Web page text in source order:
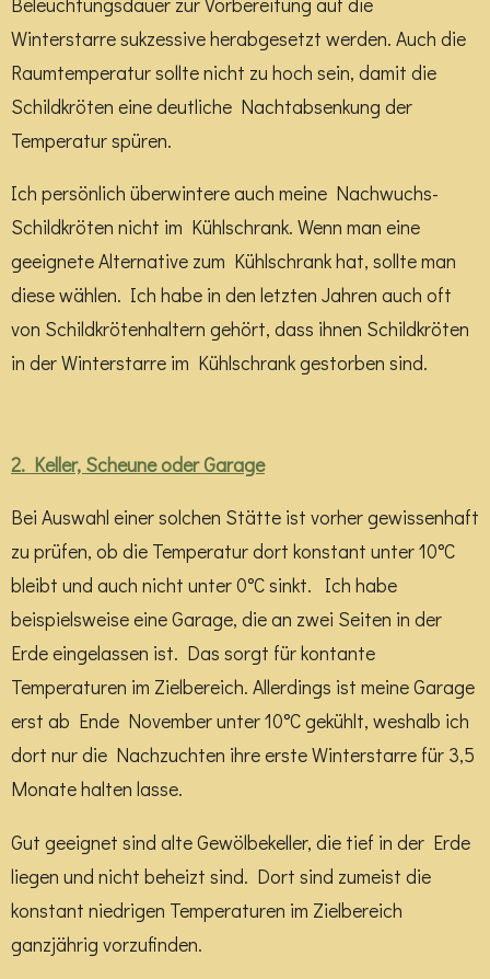
Winterstarre sukzessive herabgesetzt werden. Auch die
Raumtemperatur sollte nicht zu hoch sein, damit die
Schildkröten eine deutliche Nachtabsenkung der
Temperatur spüren.
Ich persönlich überwintere auch meine Nachwuchs-
Schildkröten nicht im Kühlschrank. Wenn man eine
geeignete Alternative zum Kühlschrank hat, sollte man
diese wählen. Ich habe in den letzten Jahren auch oft
von Schildkrötenhaltern gehört, dass ihnen Schildkröten
in der Winterstarre im Kühlschrank gestorben sind.
2. Keller, Scheune oder Garage
Bei Auswahl einer solchen Stätte ist vorher gewissenhaft
zu prüfen, ob die Temperatur dort konstant unter 10°C
bleibt und auch nicht unter 0°C sinkt. Ich habe
beispielsweise eine Garage, die an zwei Seiten in der
Erde eingelassen ist. Das sorgt für kontante
Temperaturen im Zielbereich. Allerdings ist meine Garage
erst ab Ende November unter 10°C gekühlt, weshalb ich
dort nur die Nachzuchten ihre erste Winterstarre für 3,5
Monate halten lasse.
Gut geeignet sind alte Gewölbekeller, die tief in der Erde
liegen und nicht beheizt sind. Dort sind zumeist die
konstant niedrigen Temperaturen im Zielbereich
ganzjährig vorzufinden.